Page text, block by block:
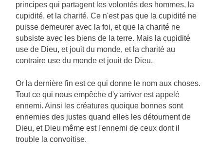
principes qui partagent les volontés des hommes, la
cupidité, et la charité. Ce n'est pas que la cupidité ne
puisse demeurer avec la foi, et que la charité ne
subsiste avec les biens de la terre. Mais la cupidité
use de Dieu, et jouit du monde, et la charité au
contraire use du monde et jouit de Dieu.
Or la dernière fin est ce qui donne le nom aux choses.
Tout ce qui nous empêche d'y arriver est appelé
ennemi. Ainsi les créatures quoique bonnes sont
ennemies des justes quand elles les détournent de
Dieu, et Dieu même est l'ennemi de ceux dont il
trouble la convoitise.